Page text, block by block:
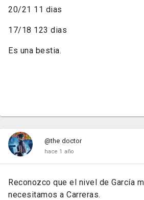
20/21 11 dias
17/18 123 dias
Es una bestia.
@the doctor
hace 1 año
Reconozco que el nivel de García
necesitamos a Carreras.